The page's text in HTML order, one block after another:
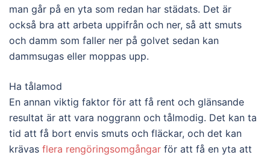
man går på en yta som redan har städats. Det är
också bra att arbeta uppifrån och ner, så att smuts
och damm som faller ner på golvet sedan kan
dammsugas eller moppas upp.
Ha tålamod
En annan viktig faktor för att få rent och glänsande
resultat är att vara noggrann och tålmodig. Det kan ta
tid att få bort envis smuts och fläckar, och det kan
krävas flera rengöringsomgångar för att få en yta att